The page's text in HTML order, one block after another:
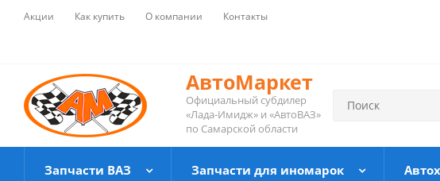
Акции Как купить О компании Контакты
АвтоМаркет
Официальный субдилер
«Лада-Имидж» и «АвтоВАЗ»
по Самарской области
Запчасти ВАЗ Запчасти для иномарок